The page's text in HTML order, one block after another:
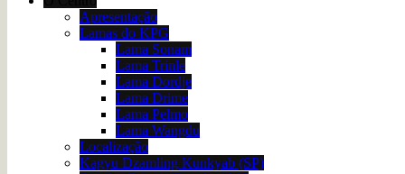
Apresentação
Lamas do KPG
Lama Sonam
Lama Trinle
Lama Dordje
Lama Drime
Lama Pelmo
Lama Wangdu
Localização
Kagyu Dzamling Kunkyab (SP)